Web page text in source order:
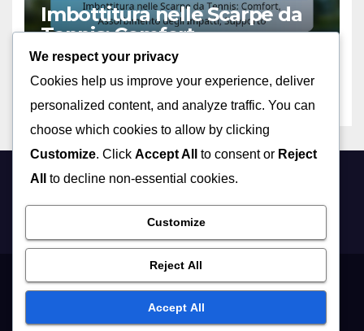
Imbottitura nelle Scarpe da
Tennis: Comfort,
Assorbimento degli Impatti,
Supporto
13/02/2026 MARCO ROSSI
mumbleduepunti.it
ContattaciTermini e condizioniPolitica di protezione dei dati
Preferenze sui cookieInformazioni
We respect your privacy
Cookies help us improve your experience, deliver
personalized content, and analyze traffic. You can
choose which cookies to allow by clicking
Customize. Click Accept All to consent or Reject
All
to decline non-essential cookies.
Customize
Reject All
Accept All